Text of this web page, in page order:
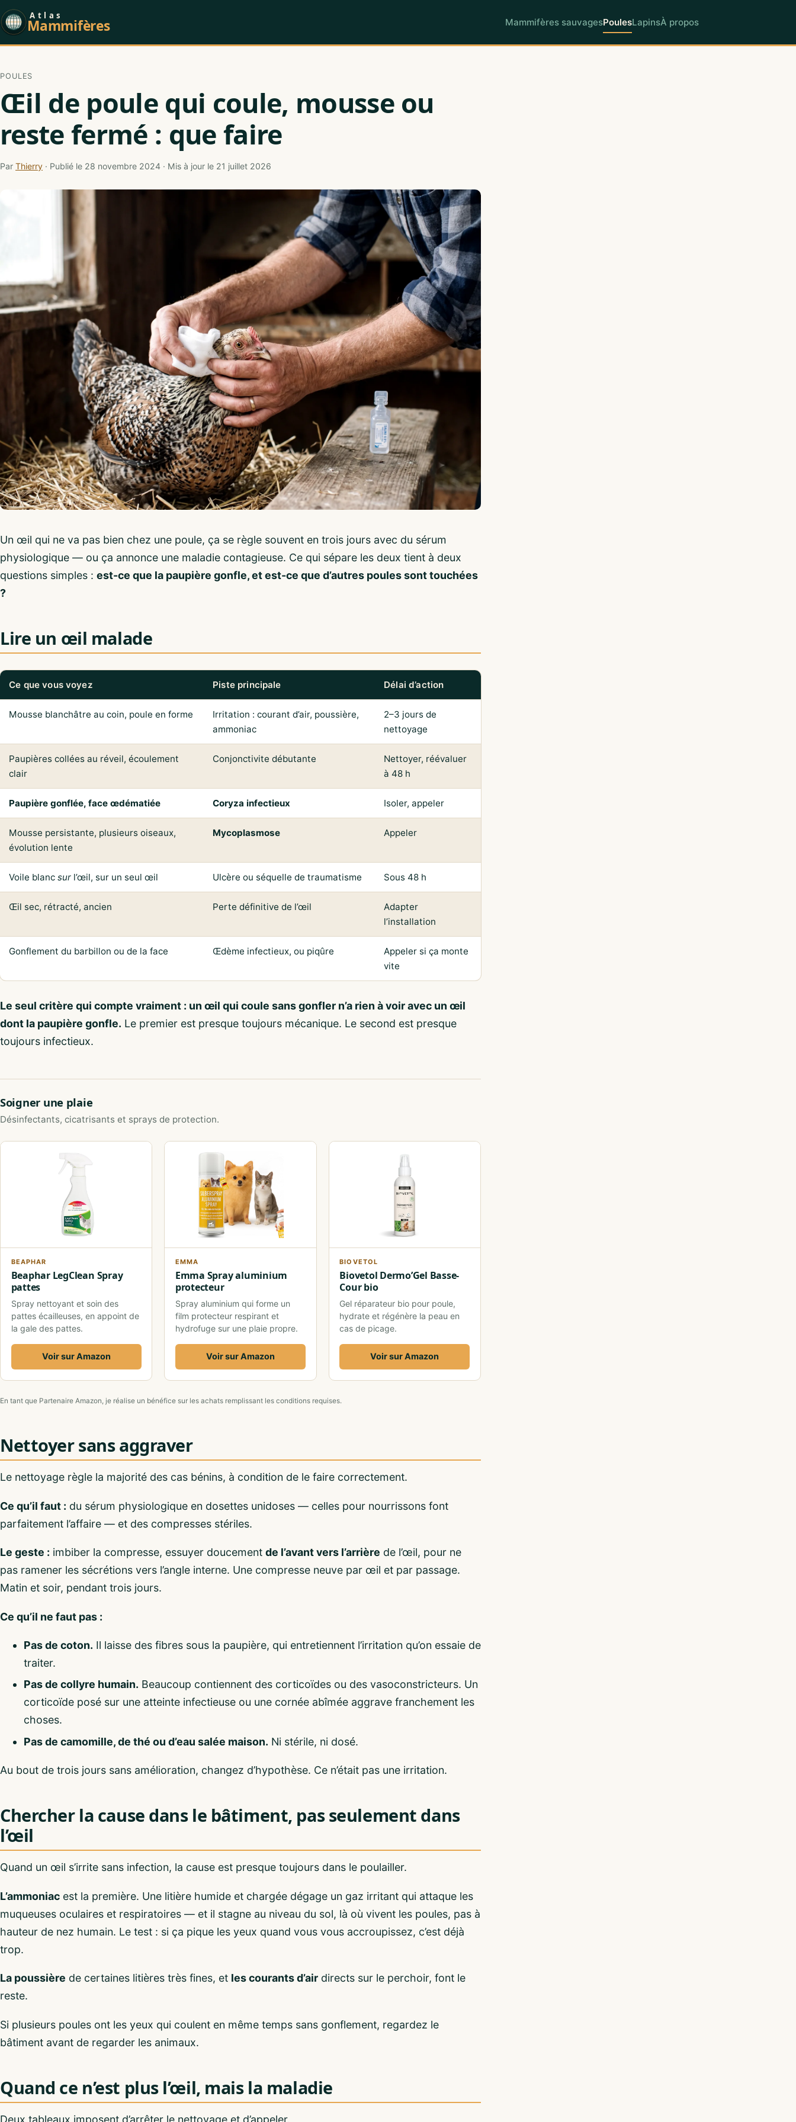
Atlas
Mammifères Mammifères sauvagesPoulesLapinsÀ propos
POULES
Œil de poule qui coule, mousse ou
reste fermé : que faire
Par Thierry · Publié le 28 novembre 2024 · Mis à jour le 21 juillet 2026
Un œil qui ne va pas bien chez une poule, ça se règle souvent en trois jours avec du sérum
physiologique — ou ça annonce une maladie contagieuse. Ce qui sépare les deux tient à deux
questions simples : est-ce que la paupière gonfle, et est-ce que d’autres poules sont touchées
?
Lire un œil malade
Ce que vous voyez Piste principale Délai d’action
Mousse blanchâtre au coin, poule en forme
Irritation : courant d’air, poussière,
ammoniac
2–3 jours de
nettoyage
Paupières collées au réveil, écoulement
clair
Conjonctivite débutante
Nettoyer, réévaluer
à 48 h
Paupière gonflée, face œdématiée Coryza infectieux Isoler, appeler
Mousse persistante, plusieurs oiseaux,
évolution lente
Mycoplasmose Appeler
Voile blancsur l’œil, sur un seul œil Ulcère ou séquelle de traumatisme Sous 48 h
Œil sec, rétracté, ancien Perte définitive de l’œil
Adapter
l’installation
Gonflement du barbillon ou de la face Œdème infectieux, ou piqûre
Appeler si ça monte
vite
Le seul critère qui compte vraiment : un œil qui coule sans gonfler n’a rien à voir avec un œil
dont la paupière gonfle. Le premier est presque toujours mécanique. Le second est presque
toujours infectieux.
Soigner une plaie
Désinfectants, cicatrisants et sprays de protection.
BEAPHAR
Beaphar LegClean Spray
pattes
Spray nettoyant et soin des
pattes écailleuses, en appoint de
la gale des pattes.
Voir sur Amazon
EMMA
Emma Spray aluminium
protecteur
Spray aluminium qui forme un
film protecteur respirant et
hydrofuge sur une plaie propre.
Voir sur Amazon
BIOVETOL
Biovetol Dermo’Gel Basse-
Cour bio
Gel réparateur bio pour poule,
hydrate et régénère la peau en
cas de picage.
Voir sur Amazon
En tant que Partenaire Amazon, je réalise un bénéfice sur les achats remplissant les conditions requises.
Nettoyer sans aggraver
Le nettoyage règle la majorité des cas bénins, à condition de le faire correctement.
Ce qu’il faut : du sérum physiologique en dosettes unidoses — celles pour nourrissons font
parfaitement l’affaire — et des compresses stériles.
Le geste : imbiber la compresse, essuyer doucement de l’avant vers l’arrière de l’œil, pour ne
pas ramener les sécrétions vers l’angle interne. Une compresse neuve par œil et par passage.
Matin et soir, pendant trois jours.
Ce qu’il ne faut pas :
Pas de coton. Il laisse des fibres sous la paupière, qui entretiennent l’irritation qu’on essaie de
traiter.
Pas de collyre humain. Beaucoup contiennent des corticoïdes ou des vasoconstricteurs. Un
corticoïde posé sur une atteinte infectieuse ou une cornée abîmée aggrave franchement les
choses.
Pas de camomille, de thé ou d’eau salée maison. Ni stérile, ni dosé.
Au bout de trois jours sans amélioration, changez d’hypothèse. Ce n’était pas une irritation.
Chercher la cause dans le bâtiment, pas seulement dans
l’œil
Quand un œil s’irrite sans infection, la cause est presque toujours dans le poulailler.
L’ammoniac est la première. Une litière humide et chargée dégage un gaz irritant qui attaque les
muqueuses oculaires et respiratoires — et il stagne au niveau du sol, là où vivent les poules, pas à
hauteur de nez humain. Le test : si ça pique les yeux quand vous vous accroupissez, c’est déjà
trop.
La poussière de certaines litières très fines, et les courants d’air directs sur le perchoir, font le
reste.
Si plusieurs poules ont les yeux qui coulent en même temps sans gonflement, regardez le
bâtiment avant de regarder les animaux.
Quand ce n’est plus l’œil, mais la maladie